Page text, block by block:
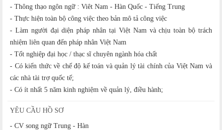
- Thông thạo ngôn ngữ : Viêt Nam - Hàn Quốc - Tiếng Trung
- Thực hiện toàn bộ công việc theo bản mô tả công việc
- Làm người đại diện pháp nhân tại Việt Nam và chịu toàn bộ trách
nhiệm liên quan đến pháp nhân Việt Nam
- Tốt nghiệp đại học / thạc sĩ chuyên ngành hóa chất
- Có kiến thức về chế độ kế toán và quản lý tài chính của Việt Nam và
các nhà tài trợ quốc tế;
- Có ít nhất 5 năm kinh nghiệm về quản lý, điều hành;
YÊU CẦU HỒ SƠ
- CV song ngữ Trung - Hàn